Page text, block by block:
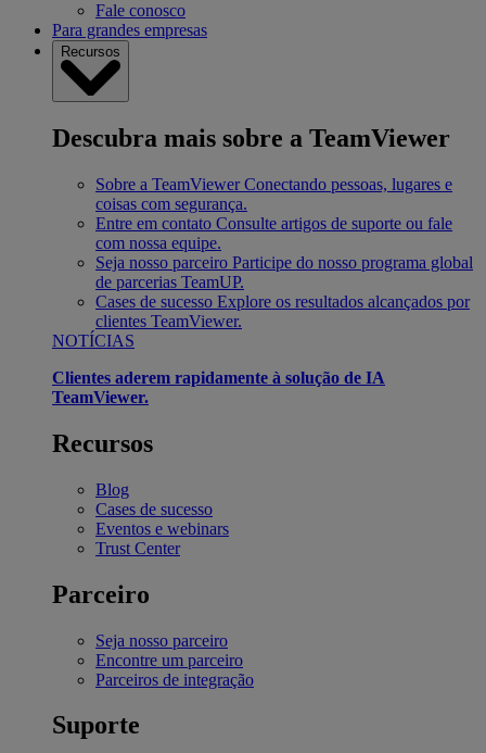
Fale conosco
Para grandes empresas
Recursos
Descubra mais sobre a TeamViewer
Sobre a TeamViewer Conectando pessoas, lugares e
coisas com segurança.
Entre em contato Consulte artigos de suporte ou fale
com nossa equipe.
Seja nosso parceiro Participe do nosso programa global
de parcerias TeamUP.
Cases de sucesso Explore os resultados alcançados por
clientes TeamViewer.
NOTÍCIAS
Clientes aderem rapidamente à solução de IA
TeamViewer.
Recursos
Blog
Cases de sucesso
Eventos e webinars
Trust Center
Parceiro
Seja nosso parceiro
Encontre um parceiro
Parceiros de integração
Suporte